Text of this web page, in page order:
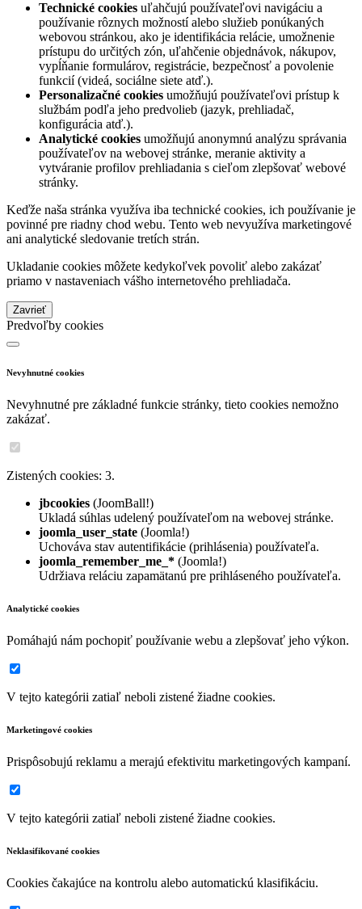
Technické cookies uľahčujú používateľovi navigáciu a
používanie rôznych možností alebo služieb ponúkaných
webovou stránkou, ako je identifikácia relácie, umožnenie
prístupu do určitých zón, uľahčenie objednávok, nákupov,
vypĺňanie formulárov, registrácie, bezpečnosť a povolenie
funkcií (videá, sociálne siete atď.).
Personalizačné cookies umožňujú používateľovi prístup k
službám podľa jeho predvolieb (jazyk, prehliadač,
konfigurácia atď.).
Analytické cookies umožňujú anonymnú analýzu správania
používateľov na webovej stránke, meranie aktivity a
vytváranie profilov prehliadania s cieľom zlepšovať webové
stránky.
Keďže naša stránka využíva iba technické cookies, ich používanie je
povinné pre riadny chod webu. Tento web nevyužíva marketingové
ani analytické sledovanie tretích strán.
Ukladanie cookies môžete kedykoľvek povoliť alebo zakázať
priamo v nastaveniach vášho internetového prehliadača.
Zavrieť
Predvoľby cookies
Nevyhnutné cookies
Nevyhnutné pre základné funkcie stránky, tieto cookies nemožno
zakázať.
Zistených cookies: 3.
jbcookies (JoomBall!)
Ukladá súhlas udelený používateľom na webovej stránke.
joomla_user_state (Joomla!)
Uchováva stav autentifikácie (prihlásenia) používateľa.
joomla_remember_me_* (Joomla!)
Udržiava reláciu zapamätanú pre prihláseného používateľa.
Analytické cookies
Pomáhajú nám pochopiť používanie webu a zlepšovať jeho výkon.
V tejto kategórii zatiaľ neboli zistené žiadne cookies.
Marketingové cookies
Prispôsobujú reklamu a merajú efektivitu marketingových kampaní.
V tejto kategórii zatiaľ neboli zistené žiadne cookies.
Neklasifikované cookies
Cookies čakajúce na kontrolu alebo automatickú klasifikáciu.